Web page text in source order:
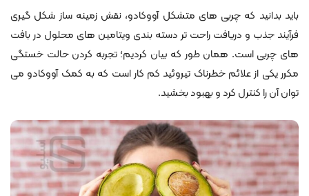
باید بدانید که چربی های متشکل آووکادو، نقش زمینه ساز شکل گیری
فرآیند جذب و دریافت راحت تر دسته بندی ویتامین های محلول در بافت
های چربی است. همان طور که بیان کردیم؛ تجربه کردن حالت خستگی
مکرر یکی از علائم خطرناک تیروئید کم کار است که به کمک آووکادو می
توان آن را کنترل کرد و بهبود بخشید.